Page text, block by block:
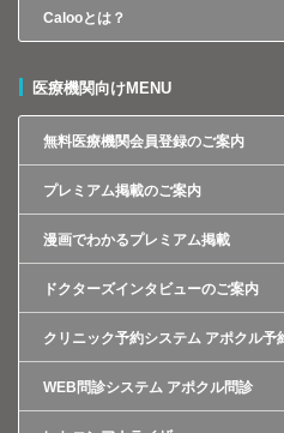
Calooとは？
医療機関向けMENU
無料医療機関会員登録のご案内
プレミアム掲載のご案内
漫画でわかるプレミアム掲載
ドクターズインタビューのご案内
クリニック予約システム アポクル予
WEB問診システム アポクル問診